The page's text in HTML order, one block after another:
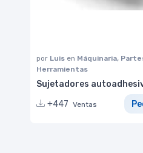
por Luis en Máquinaria,
Herramientas
Sujetadores
+447 Ventas